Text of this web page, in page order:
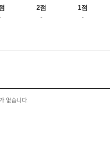
2점
-
1점
-
없습니다.